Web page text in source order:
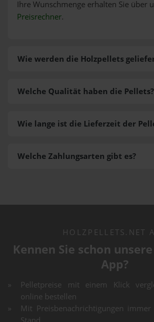
Ihre Wunschmenge erhalten Sie über
Preisrechner.
Wie werden die Holzpellets
Welche Zahlungsarten gibt es?
Welche Qualität haben die Pellets?
Wie lange ist die Lieferzeit der
HOLZPELLETS.NET
Kennen Sie schon
App?
Pelletpreise mit einem Klick
online bestellen
Mit Preisbenachrichtigungen